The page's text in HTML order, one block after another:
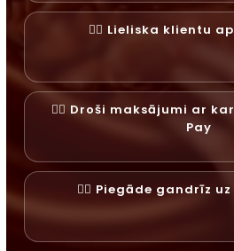
✓⃝ Lieliska klientu
✓⃝ Droši maksājumi ar
Pay
✓⃝ Piegāde gandrīz